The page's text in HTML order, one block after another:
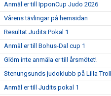
Anmäl er till IpponCup Judo 2026
Vårens tävlingar på hemsidan
Resultat Judits Pokal 1
Anmäl er till Bohus-Dal cup 1
Glöm inte anmäla er till årsmötet!
Stenungsunds judoklubb på Lilla
Anmäl er till Judits pokal 1